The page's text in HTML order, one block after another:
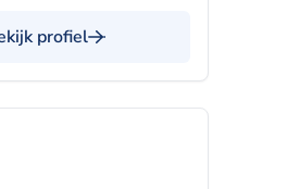
profiel